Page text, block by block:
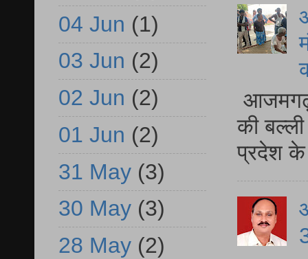
आजमगढ़
की
प्रदेश
04 Jun (1)
03 Jun (2)
02 Jun (2)
01 Jun (2)
31 May (3)
30 May (3)
28 May (2)